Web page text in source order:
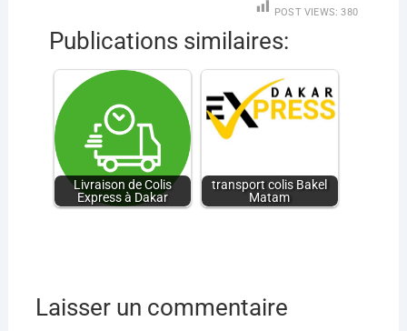
POST VIEWS: 380
Publications similaires:
Livraison de Colis
Express à Dakar
transport colis Bakel
Matam
Laisser un commentaire